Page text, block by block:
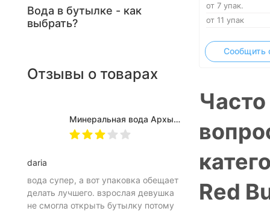
от 7 упак.
от 11 упак
Сообщить
Red
Вода в бутылке - как
выбрать?
Отзывы о товарах
Минеральная вода Архыз Vita негазированная, ПЭТ 0.5 л (12 штук)
daria
вода супер, а вот упаковка обещает
делать лучшего. взрослая девушка
не смогла открыть бутылку потому